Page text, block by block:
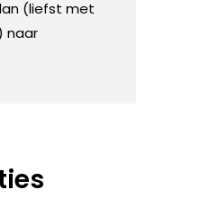
(liefst met
naar